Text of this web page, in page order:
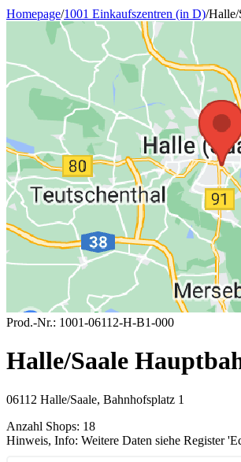
Homepage/1001 Einkaufszentren (in D)/Halle/
Prod.-Nr.: 1001-06112-H-B1-000
Halle/Saale
06112 Halle/Saale, Bahnhofsplatz 1
Anzahl Shops: 18
Hinweis, Info: Weitere Daten siehe Register